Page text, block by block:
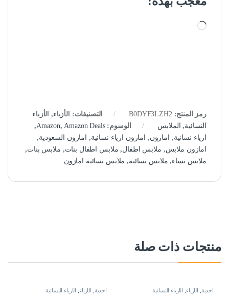
جاري التحميل…
رمز المنتج:B0DYF3LZH2 التصنيفات: الأزياء, الأزياء
النسائية, الملابس الوسوم: Amazon,Amazon Deals
,
ازياء نسائية, امازون, امازون ازياء نسائية, امازون السعودية,
امازون ملابس, ملابس اطفال, ملابس اطفال بنات, ملابس بنات,
ملابس نساء, ملابس نسائية, ملابس نسائية امازون
منتجات ذات صلة
أحذية, الأزياء, الأزياء النسائية أحذية, الأزياء, الأزياء النسائية